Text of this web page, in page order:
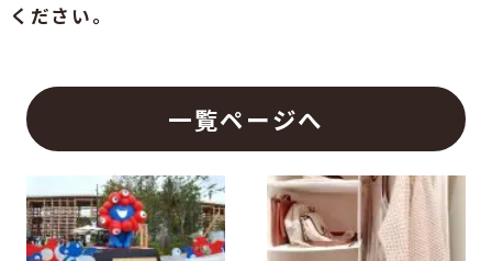
ください。
一覧ページへ